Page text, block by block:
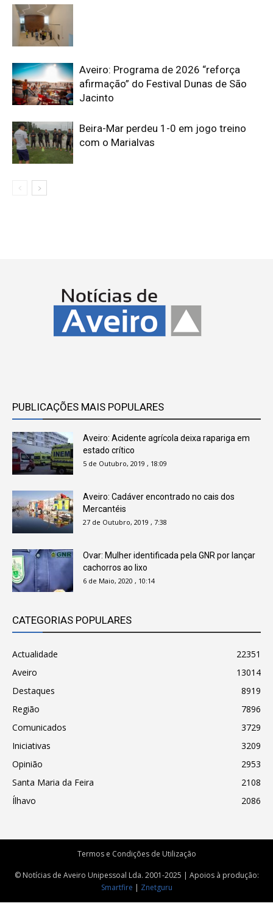
Aveiro: Programa de 2026 “reforça
afirmação” do Festival Dunas de São
Jacinto
Beira-Mar perdeu 1-0 em jogo treino
com o Marialvas
PUBLICAÇÕES MAIS POPULARES
Aveiro: Acidente agrícola deixa rapariga em
estado crítico
5 de Outubro, 2019 , 18:09
Aveiro: Cadáver encontrado no cais dos
Mercantéis
27 de Outubro, 2019 , 7:38
Ovar: Mulher identificada pela GNR por lançar
cachorros ao lixo
6 de Maio, 2020 , 10:14
CATEGORIAS POPULARES
Actualidade
22351
Aveiro
13014
Destaques
8919
Região
7896
Comunicados
3729
Iniciativas
3209
Opinião
2953
Santa Maria da Feira
2108
Ílhavo
2086
Termos e Condições de Utilização
© Notícias de Aveiro Unipessoal Lda. 2001-2025 | Apoios à produção:
Smartfire | Znetguru